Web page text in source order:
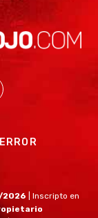
| Inscripto en